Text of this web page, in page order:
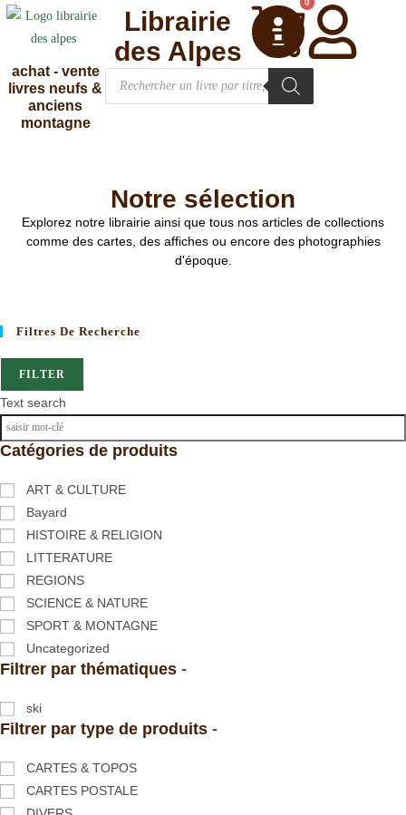
achat - vente
livres neufs &
anciens
montagne
0
Librairie
des Alpes
Notre sélection
Explorez notre librairie ainsi que tous nos articles de collections
comme des cartes, des affiches ou encore des photographies
d'époque.
Filtres De Recherche
FILTER
Text search
Catégories de produits
ART & CULTURE
Bayard
HISTOIRE & RELIGION
LITTERATURE
REGIONS
SCIENCE & NATURE
SPORT & MONTAGNE
Uncategorized
Filtrer par thématiques -
ski
Filtrer par type de produits -
CARTES & TOPOS
CARTES POSTALE